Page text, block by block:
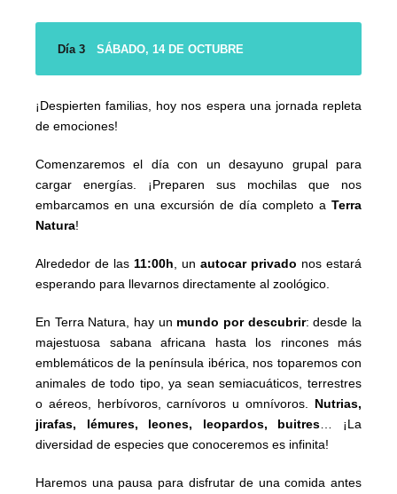
Día 3 SÁBADO, 14 DE OCTUBRE
¡Despierten familias, hoy nos espera una jornada repleta
de emociones!
Comenzaremos el día con un desayuno grupal para
cargar energías. ¡Preparen sus mochilas que nos
embarcamos en una excursión de día completo a Terra
Natura!
Alrededor de las 11:00h , un autocar privado nos estará
esperando para llevarnos directamente al zoológico.
En Terra Natura, hay un mundo por descubrir: desde la
majestuosa sabana africana hasta los rincones más
emblemáticos de la península ibérica, nos toparemos con
animales de todo tipo, ya sean semiacuáticos, terrestres
o aéreos, herbívoros, carnívoros u omnívoros. Nutrias,
jirafas, lémures, leones, leopardos, buitres … ¡La
diversidad de especies que conoceremos es infinita!
Haremos una pausa para disfrutar de una comida antes